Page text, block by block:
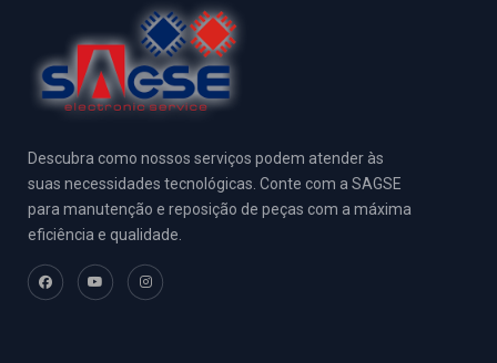
Descubra como nossos serviços podem atender às
suas necessidades tecnológicas. Conte com a SAGSE
para manutenção e reposição de peças com a máxima
eficiência e qualidade.